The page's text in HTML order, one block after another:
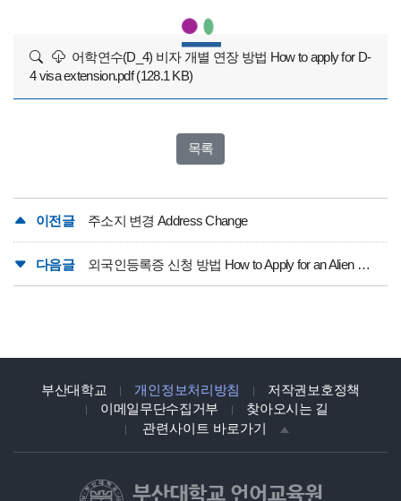
어학연수(D_4) 비자 개별 연장 방법 How to apply for D-
4 visa extension.pdf (128.1 KB)
목록
이전글 주소지 변경 Address Change
다음글 외국인등록증 신청 방법 How to Apply for an Alien Registration Card
부산대학교 개인정보처리방침
저작권보호정책
이메일무단수집거부
찾아오시는 길
관련사이트 바로가기